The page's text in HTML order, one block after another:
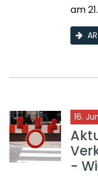
am
16.
-